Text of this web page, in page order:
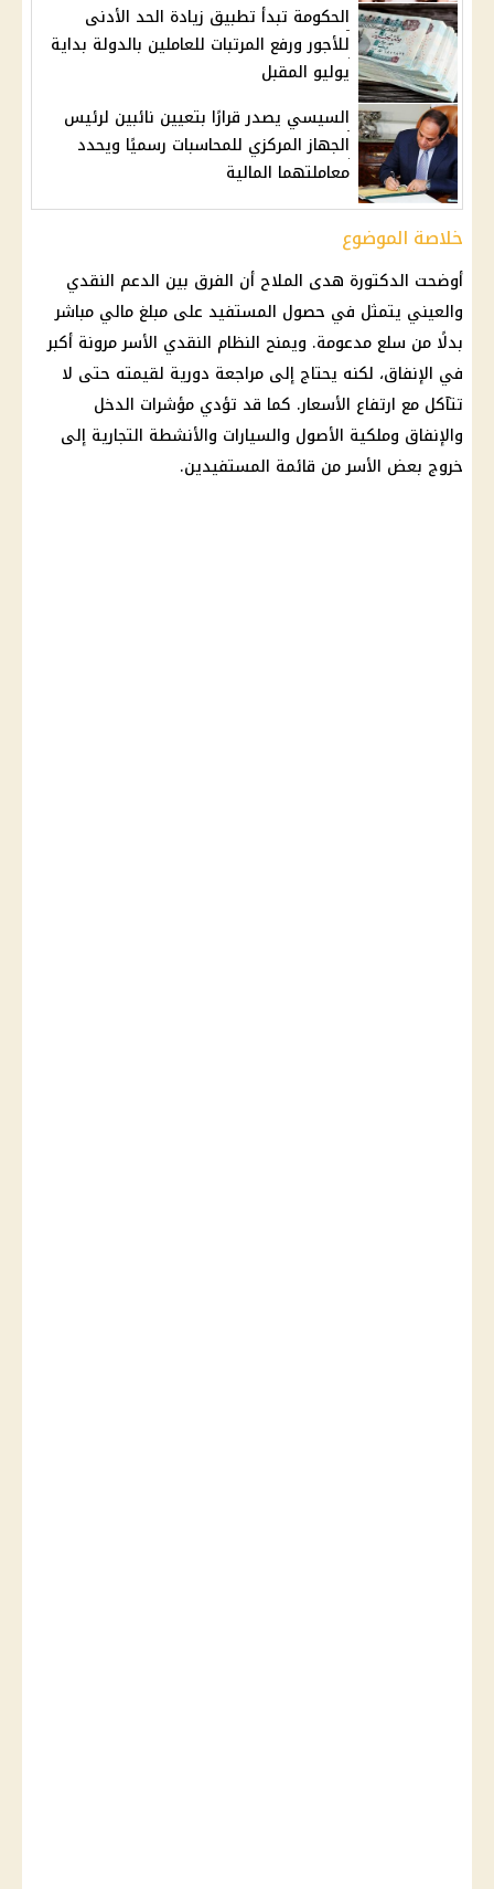
الحكومة تبدأ تطبيق زيادة الحد الأدنى
للأجور ورفع المرتبات للعاملين بالدولة بداية
يوليو المقبل
السيسي يصدر قرارًا بتعيين نائبين لرئيس
الجهاز المركزي للمحاسبات رسميًا ويحدد
معاملتهما المالية
خلاصة الموضوع
أوضحت الدكتورة هدى الملاح أن الفرق بين الدعم النقدي
والعيني يتمثل في حصول المستفيد على مبلغ مالي مباشر
بدلًا من سلعمدعومة. ويمنح النظام النقدي الأسر مرونة أكبر
في الإنفاق، لكنه يحتاج إلى مراجعة دورية لقيمته حتى لا
تتآكل مع ارتفاع الأسعار. كما قد تؤدي مؤشرات الدخل
والإنفاق وملكية الأصول والسيارات والأنشطة التجارية إلى
خروج بعض الأسر من قائمة المستفيدين.